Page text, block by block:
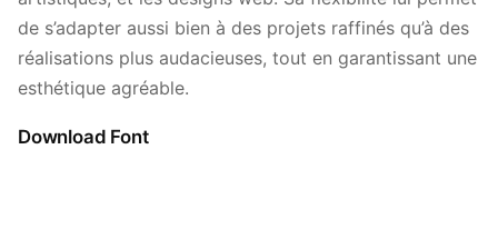
de s’adapter aussi bien à des projets raffinés qu’à des
réalisations plus audacieuses, tout en garantissant une
esthétique agréable.
Download Font